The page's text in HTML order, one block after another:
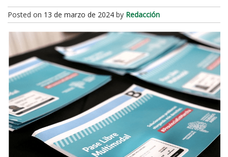
Posted on 13 de marzo de 2024 by Redacción